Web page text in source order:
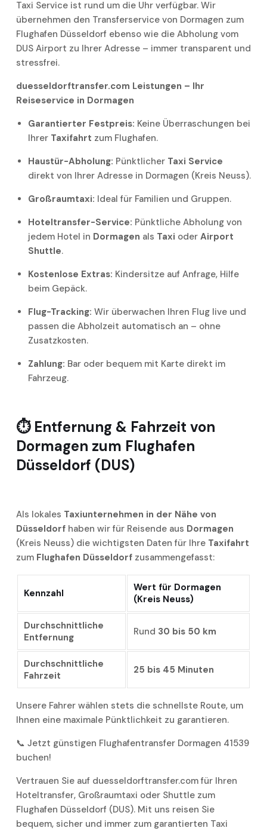
Taxi Service ist rund um die Uhr verfügbar. Wir
übernehmen den Transferservice von Dormagen zum
Flughafen Düsseldorf ebenso wie die Abholung vom
DUS Airport zu Ihrer Adresse – immer transparent und
stressfrei.
duesseldorftransfer.com Leistungen – Ihr
Reiseservice in Dormagen
Garantierter Festpreis: Keine Überraschungen bei
Ihrer Taxifahrt zum Flughafen.
Haustür-Abholung: Pünktlicher Taxi Service
direkt von Ihrer Adresse in Dormagen (Kreis Neuss).
Großraumtaxi: Ideal für Familien und Gruppen.
Hoteltransfer-Service: Pünktliche Abholung von
jedem Hotel in Dormagen als Taxi oder Airport
Shuttle.
Kostenlose Extras: Kindersitze auf Anfrage, Hilfe
beim Gepäck.
Flug-Tracking: Wir überwachen Ihren Flug live und
passen die Abholzeit automatisch an – ohne
Zusatzkosten.
Zahlung: Bar oder bequem mit Karte direkt im
Fahrzeug.
⏱️ Entfernung & Fahrzeit von
Dormagen zum Flughafen
Düsseldorf (DUS)
Als lokales Taxiunternehmen in der Nähe von
Düsseldorf haben wir für Reisende aus Dormagen
(Kreis Neuss) die wichtigsten Daten für Ihre Taxifahrt
zum Flughafen Düsseldorf zusammengefasst:
Kennzahl
Wert für Dormagen
(Kreis Neuss)
Durchschnittliche
Entfernung
Rund 30 bis 50 km
Durchschnittliche
Fahrzeit
25 bis 45 Minuten
Unsere Fahrer wählen stets die schnellste Route, um
Ihnen eine maximale Pünktlichkeit zu garantieren.
📞 Jetzt günstigen Flughafentransfer Dormagen 41539
buchen!
Vertrauen Sie auf duesseldorftransfer.com für Ihren
Hoteltransfer, Großraumtaxi oder Shuttle zum
Flughafen Düsseldorf (DUS). Mit uns reisen Sie
bequem, sicher und immer zum garantierten Taxi